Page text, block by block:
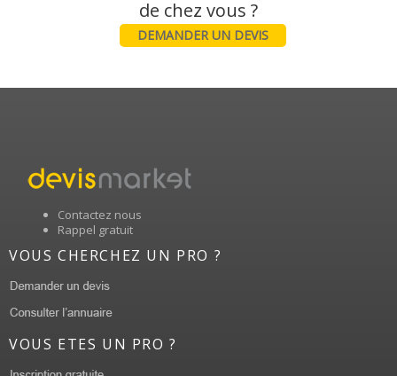
DEMANDER UN DEVIS
Contactez nous
Rappel gratuit
VOUS CHERCHEZ UN PRO ?
VOUS ETES UN PRO ?